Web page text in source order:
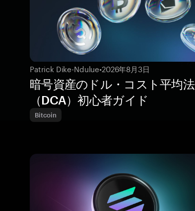
Patrick Dike-Ndulue•2026年8月3日
暗号資産のドル・コスト平均法
（DCA）初心者ガイド
Bitcoin